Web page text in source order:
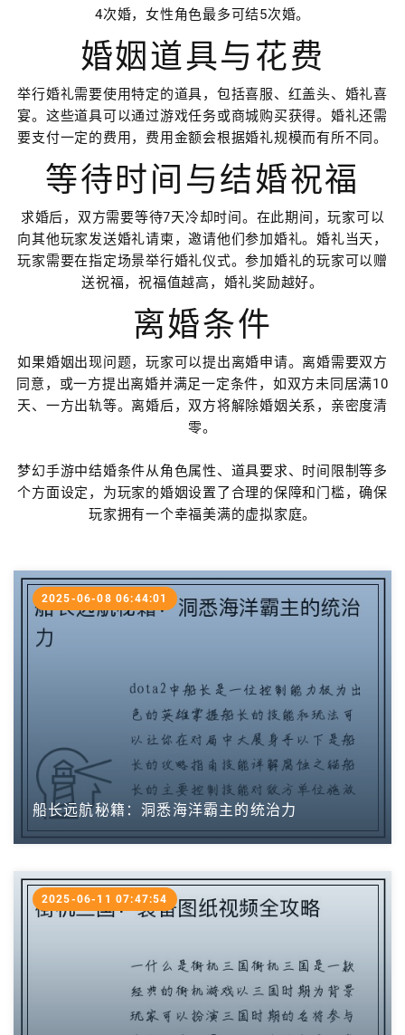
4次婚，女性角色最多可结5次婚。
婚姻道具与花费
举行婚礼需要使用特定的道具，包括喜服、红盖头、婚礼喜
宴。这些道具可以通过游戏任务或商城购买获得。婚礼还需
要支付一定的费用，费用金额会根据婚礼规模而有所不同。
等待时间与结婚祝福
求婚后，双方需要等待7天冷却时间。在此期间，玩家可以
向其他玩家发送婚礼请柬，邀请他们参加婚礼。婚礼当天，
玩家需要在指定场景举行婚礼仪式。参加婚礼的玩家可以赠
送祝福，祝福值越高，婚礼奖励越好。
离婚条件
如果婚姻出现问题，玩家可以提出离婚申请。离婚需要双方
同意，或一方提出离婚并满足一定条件，如双方未同居满10
天、一方出轨等。离婚后，双方将解除婚姻关系，亲密度清
零。
梦幻手游中结婚条件从角色属性、道具要求、时间限制等多
个方面设定，为玩家的婚姻设置了合理的保障和门槛，确保
玩家拥有一个幸福美满的虚拟家庭。
船长远航秘籍：洞悉海洋霸主的统治力
2025-06-08 06:44:01
2025-06-11 07:47:54